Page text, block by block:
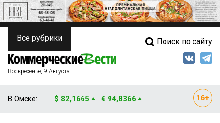
ПОЛИТИКА
ФИНАНСЫ
Свежий выпуск
Все рубрики Поиск по сайту
Воскресенье, 9 Августа
В Омске: $ 82,1665 € 94,8366